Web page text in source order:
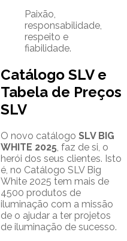
Paixão,
responsabilidade,
respeito e
fiabilidade.
Catálogo SLV e
Tabela de Preços
SLV
O novo catálogo SLV BIG
WHITE 2025, faz de si, o
herói dos seus clientes. Isto
é, no Catálogo SLV Big
White 2025 tem mais de
4500 produtos de
iluminação com a missão
de o ajudar a ter projetos
de iluminação de sucesso.